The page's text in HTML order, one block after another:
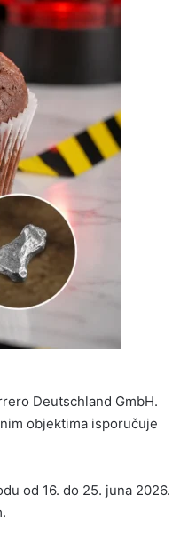
Deutschland GmbH.
objektima isporučuje
od 16. do 25. juna 2026.